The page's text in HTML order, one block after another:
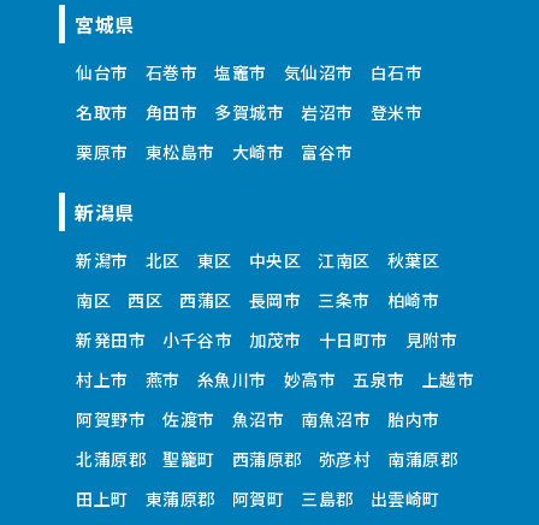
宮城県
仙台市 石巻市 塩竈市 気仙沼市
白石市
名取市
角田市 多賀城市 岩沼市
登米市
栗原市
東松島市 大崎市 富谷市
新潟県
新潟市 北区 東区 中央区 江南区
秋葉区
南区
西区 西蒲区 長岡市 三条市
柏崎市
新発田市
小千谷市 加茂市 十日町市
見附市
村上市
燕市 糸魚川市 妙高市 五泉市
上越市
阿賀野市
佐渡市 魚沼市 南魚沼市
胎内市
北蒲原郡
聖籠町 西蒲原郡 弥彦村
南蒲原郡
田上町
東蒲原郡 阿賀町 三島郡 出雲崎町